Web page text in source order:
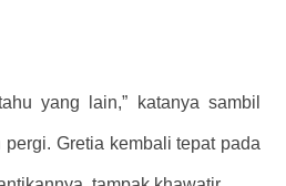
yang lain,” katanya sambil
Gretia kembali tepat pada